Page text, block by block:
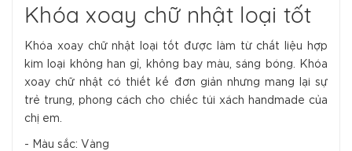
Khóa xoay chữ nhật loại tốt
Khóa xoay chữ nhật loại tốt được làm từ chất liệu hợp
kim loại không han gỉ, không bay màu, sáng bóng. Khóa
xoay chữ nhật có thiết kế đơn giản nhưng mang lại sự
trẻ trung, phong cách cho chiếc túi xách handmade của
chị em.
- Màu sắc: Vàng